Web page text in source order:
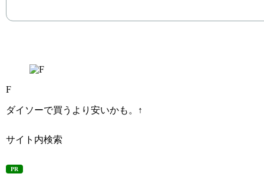
F
ダイソーで買うより安いかも。↑
サイト内検索
PR